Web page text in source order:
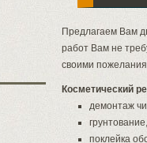
Предлагаем Вам
работ Вам не
своими
Косметический
демонтаж
поклейка